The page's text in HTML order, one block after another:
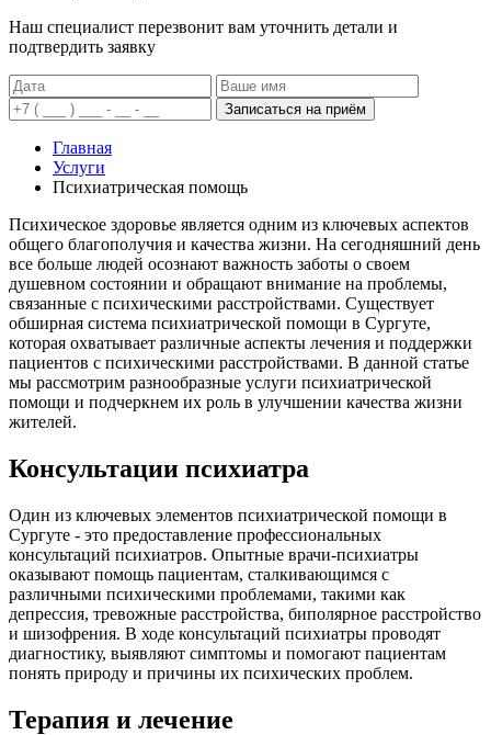
Наш специалист перезвонит вам уточнить детали и
подтвердить заявку
Записаться на приём
Главная
Услуги
Психиатрическая помощь
Психическое здоровье является одним из ключевых аспектов
общего благополучия и качества жизни. На сегодняшний день
все больше людей осознают важность заботы о своем
душевном состоянии и обращают внимание на проблемы,
связанные с психическими расстройствами. Существует
обширная система психиатрической помощи в Сургуте,
которая охватывает различные аспекты лечения и поддержки
пациентов с психическими расстройствами. В данной статье
мы рассмотрим разнообразные услуги психиатрической
помощи и подчеркнем их роль в улучшении качества жизни
жителей.
Консультации психиатра
Один из ключевых элементов психиатрической помощи в
Сургуте - это предоставление профессиональных
консультаций психиатров. Опытные врачи-психиатры
оказывают помощь пациентам, сталкивающимся с
различными психическими проблемами, такими как
депрессия, тревожные расстройства, биполярное расстройство
и шизофрения. В ходе консультаций психиатры проводят
диагностику, выявляют симптомы и помогают пациентам
понять природу и причины их психических проблем.
Терапия и лечение